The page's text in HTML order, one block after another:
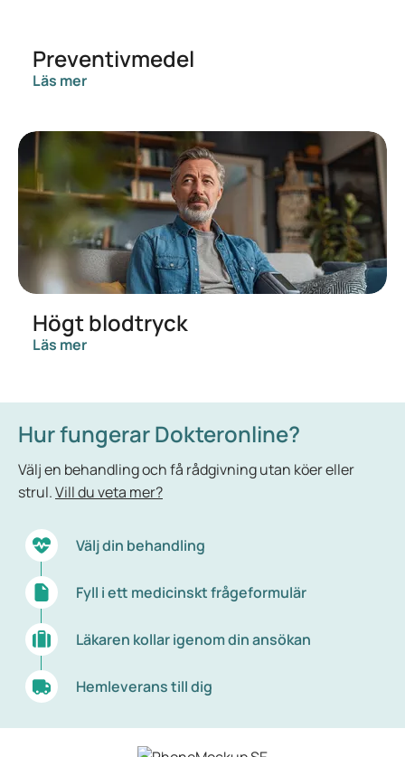
Preventivmedel
Läs mer
Högt blodtryck
Läs mer
Hur fungerar Dokteronline?
Välj en behandling och få rådgivning utan köer eller
strul.Vill du veta mer?
Välj din behandling
Fyll i ett medicinskt frågeformulär
Läkaren kollar igenom din ansökan
Hemleverans till dig